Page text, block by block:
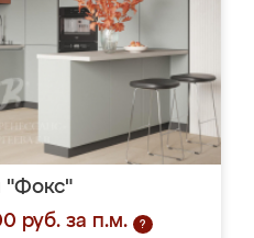
"Фокс"
руб. за п.м.
?